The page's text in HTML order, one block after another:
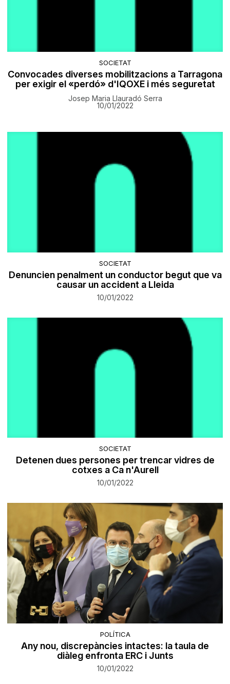
SOCIETAT
Convocades diverses mobilitzacions a Tarragona
per exigir el «perdó» d'IQOXE i més seguretat
Josep Maria Llauradó Serra
10/01/2022
SOCIETAT
Denuncien penalment un conductor begut que va
causar un accident a Lleida
10/01/2022
SOCIETAT
Detenen dues persones per trencar vidres de
cotxes a Ca n'Aurell
10/01/2022
POLÍTICA
Any nou, discrepàncies intactes: la taula de
diàleg enfronta ERC i Junts
10/01/2022